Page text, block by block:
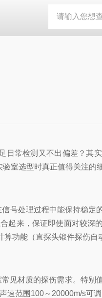
威探伤仪 AG-120A艾格
日常检测又不出偏差？
室选型时真正值得关注的
号处理过程中能保持稳
来，保证即使面对较深
功能（直探头锻件探伤自
见材质的探伤需求。特
范围100～20000m/s可